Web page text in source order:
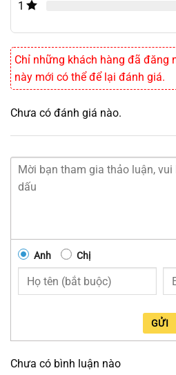
1
Chỉ những khách hàng đã đăng
này mới có thể để lại đánh giá.
Chưa có đánh giá nào.
Anh Chị
GỬI
Chưa có bình luận nào